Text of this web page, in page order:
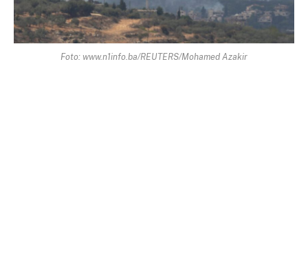
Foto: www.n1info.ba/REUTERS/Mohamed Azakir